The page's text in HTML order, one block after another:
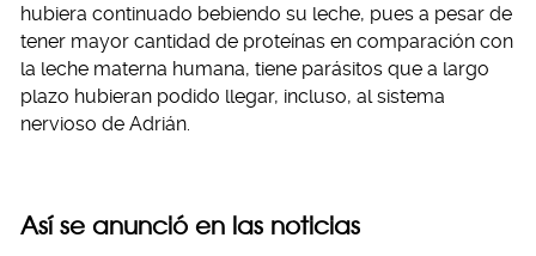
hubiera continuado bebiendo su leche, pues a pesar de
tener mayor cantidad de proteínas en comparación con
la leche materna humana, tiene parásitos que a largo
plazo hubieran podido llegar, incluso, al sistema
nervioso de Adrián.
Así se anunció en las noticias